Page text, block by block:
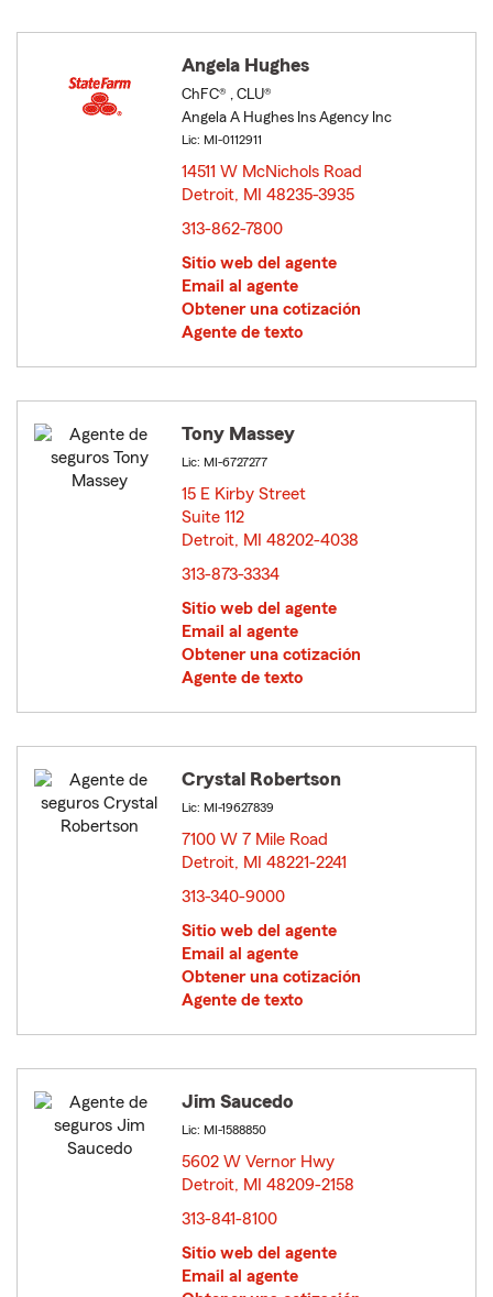
Angela Hughes
ChFC® , CLU®
Angela A Hughes Ins Agency Inc
Lic: MI-0112911
14511 W McNichols Road
Detroit, MI 48235-3935
313-862-7800
Sitio web del agente
Email al agente
Obtener una cotización
Agente de texto
Tony Massey
Lic: MI-6727277
15 E Kirby Street
Suite 112
Detroit, MI 48202-4038
313-873-3334
Sitio web del agente
Email al agente
Obtener una cotización
Agente de texto
Crystal Robertson
Lic: MI-19627839
7100 W 7 Mile Road
Detroit, MI 48221-2241
313-340-9000
Sitio web del agente
Email al agente
Obtener una cotización
Agente de texto
Jim Saucedo
Lic: MI-1588850
5602 W Vernor Hwy
Detroit, MI 48209-2158
313-841-8100
Sitio web del agente
Email al agente